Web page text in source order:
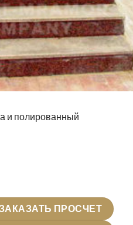
и полированный
ПРОСЧЕТ